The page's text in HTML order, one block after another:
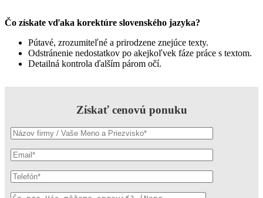
Čo získate vďaka korektúre slovenského jazyka?
Pútavé, zrozumiteľné a prirodzene znejúce texty.
Odstránenie nedostatkov po akejkoľvek fáze práce s textom.
Detailná kontrola ďalším párom očí.
Získať cenovú ponuku